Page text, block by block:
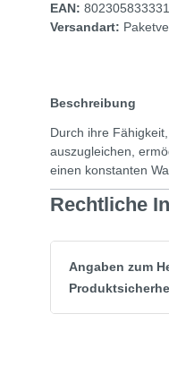
EAN:
Versandart:
Beschreibung
Durch ihre
auszugleichen,
einen konstanten
Rechtliche
Angaben zum